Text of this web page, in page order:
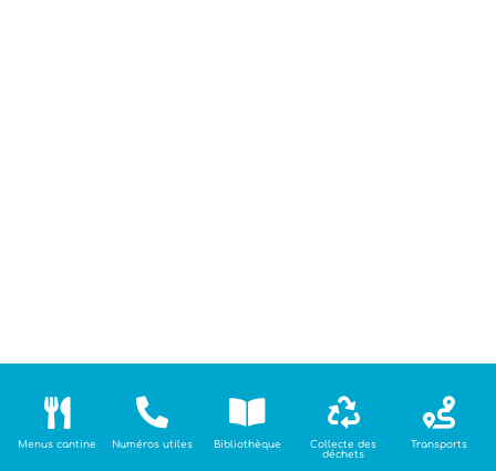

Menus cantine

Numéros utiles

Bibliothèque

Collecte des
déchets

Transports